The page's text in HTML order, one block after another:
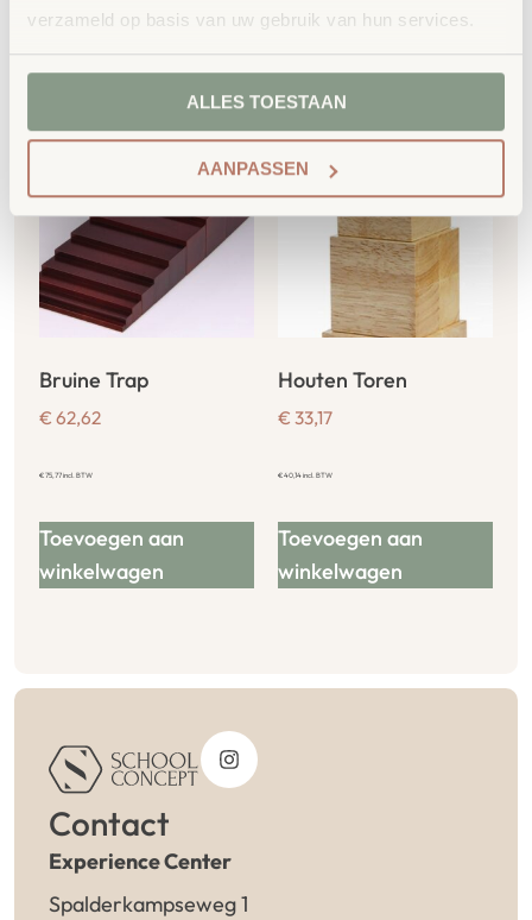
verzameld op basis van uw gebruik van hun services.
ALLES TOESTAAN
AANPASSEN
Toevoegen aan
winkelwagen
Toevoegen aan
winkelwagen
Bruine Trap
€ 62,62
€75,77incl. BTW
Toevoegen aan
winkelwagen
Houten Toren
€ 33,17
€40,14incl. BTW
Toevoegen aan
winkelwagen
Contact
Experience Center
Spalderkampseweg 1